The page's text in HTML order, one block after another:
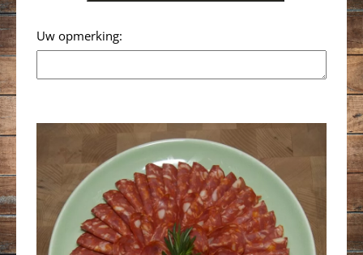
Opmerking